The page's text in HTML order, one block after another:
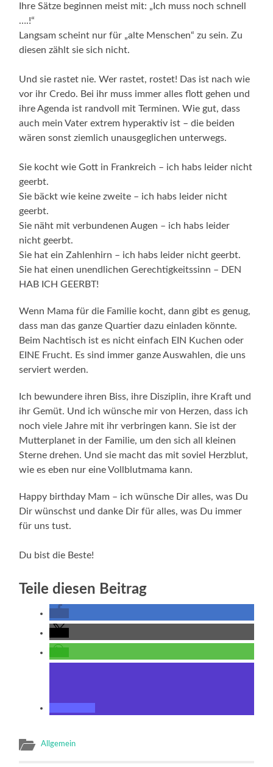
Ihre Sätze beginnen meist mit: „Ich muss noch schnell
….!“
Langsam scheint nur für „alte Menschen“ zu sein. Zu
diesen zählt sie sich nicht.
Und sie rastet nie. Wer rastet, rostet! Das ist nach wie
vor ihr Credo. Bei ihr muss immer alles flott gehen und
ihre Agenda ist randvoll mit Terminen. Wie gut, dass
auch mein Vater extrem hyperaktiv ist – die beiden
wären sonst ziemlich unausgeglichen unterwegs.
Sie kocht wie Gott in Frankreich – ich habs leider nicht
geerbt.
Sie bäckt wie keine zweite – ich habs leider nicht
geerbt.
Sie näht mit verbundenen Augen – ich habs leider
nicht geerbt.
Sie hat ein Zahlenhirn – ich habs leider nicht geerbt.
Sie hat einen unendlichen Gerechtigkeitssinn – DEN
HAB ICH GEERBT!
Wenn Mama für die Familie kocht, dann gibt es genug,
dass man das ganze Quartier dazu einladen könnte.
Beim Nachtisch ist es nicht einfach EIN Kuchen oder
EINE Frucht. Es sind immer ganze Auswahlen, die uns
serviert werden.
Ich bewundere ihren Biss, ihre Disziplin, ihre Kraft und
ihr Gemüt. Und ich wünsche mir von Herzen, dass ich
noch viele Jahre mit ihr verbringen kann. Sie ist der
Mutterplanet in der Familie, um den sich all kleinen
Sterne drehen. Und sie macht das mit soviel Herzblut,
wie es eben nur eine Vollblutmama kann.
Happy birthday Mam – ich wünsche Dir alles, was Du
Dir wünschst und danke Dir für alles, was Du immer
für uns tust.
Du bist die Beste!
Teile diesen Beitrag
Allgemein